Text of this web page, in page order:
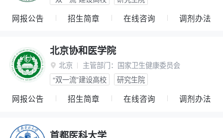
网报公告 招生简章 在线咨询 调剂办法
北京协和医学院
 北京 主管部门： 国家卫生健康委员会
“双一流”建设高校
研究生院
网报公告 招生简章 在线咨询 调剂办法